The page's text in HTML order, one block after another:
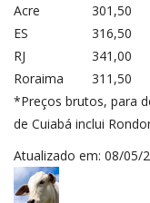
Acre
301,50
ES
316,50
RJ
341,00
Roraima
311,50
*Preços brutos, para
de Cuiabá inclui
Atualizado em: 08/05/